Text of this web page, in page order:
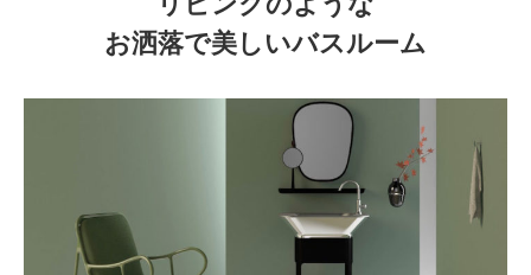
お洒落で美しいバスルーム